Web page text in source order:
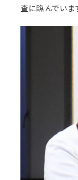
査に臨んでいま